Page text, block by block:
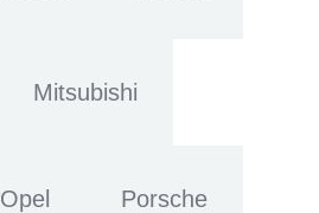
Mitsubishi
Opel Porsche